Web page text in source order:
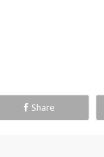
Share